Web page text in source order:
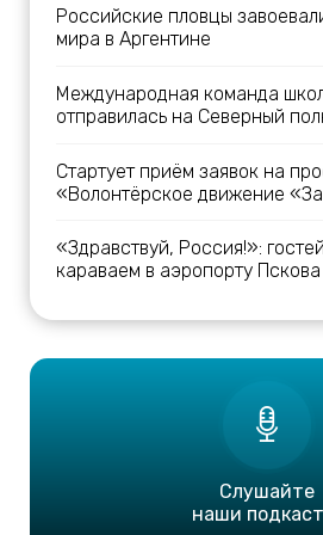
Российские пловцы
мира в Аргентине
Международная команда
отправилась на Северный
Стартует приём заявок на
«Волонтёрское движение
«Здравствуй, Россия!»:
караваем в аэропорту Пскова
Слушайте
наши